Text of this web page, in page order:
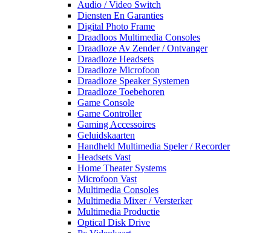
Audio / Video Switch
Diensten En Garanties
Digital Photo Frame
Draadloos Multimedia Consoles
Draadloze Av Zender / Ontvanger
Draadloze Headsets
Draadloze Microfoon
Draadloze Speaker Systemen
Draadloze Toebehoren
Game Console
Game Controller
Gaming Accessoires
Geluidskaarten
Handheld Multimedia Speler / Recorder
Headsets Vast
Home Theater Systems
Microfoon Vast
Multimedia Consoles
Multimedia Mixer / Versterker
Multimedia Productie
Optical Disk Drive